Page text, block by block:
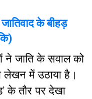
के बीहड़
ने जाति के सवाल को
लेखन में उठाया है।
के तौर पर देखा